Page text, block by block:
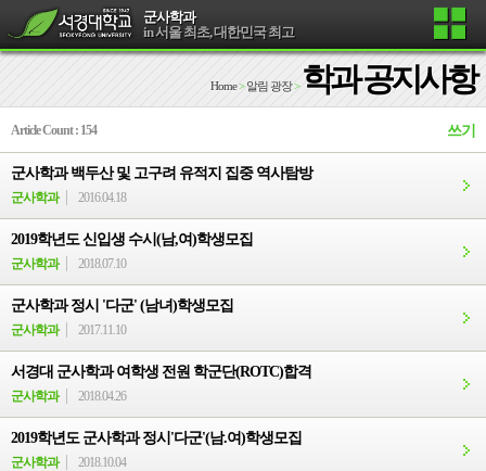
군사학과
in 서울 최초, 대한민국 최고
Home> 알림 광장> 학과 공지사항
Article Count : 154 쓰기
군사학과 백두산 및 고구려 유적지 집중 역사탐방
군사학과 2016.04.18
2019학년도 신입생 수시(남,여)학생모집
군사학과 2018.07.10
군사학과 정시 '다군' (남녀)학생모집
군사학과 2017.11.10
서경대 군사학과 여학생 전원 학군단(ROTC)합격
군사학과 2018.04.26
2019학년도 군사학과 정시'다군'(남.여)학생모집
군사학과 2018.10.04